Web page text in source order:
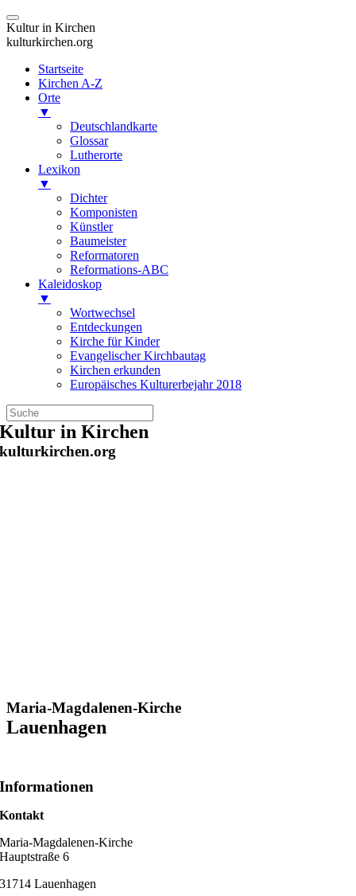
Kultur in Kirchen
kulturkirchen.org
Startseite
Kirchen A-Z
Orte
▼
Deutschlandkarte
Glossar
Lutherorte
Lexikon
▼
Dichter
Komponisten
Künstler
Baumeister
Reformatoren
Reformations-ABC
Kaleidoskop
▼
Wortwechsel
Entdeckungen
Kirche für Kinder
Evangelischer Kirchbautag
Kirchen erkunden
Europäisches Kulturerbejahr 2018
Zum
Inhalt
springen
Kultur in Kirchen
kulturkirchen.org
Maria-Magdalenen-Kirche
Lauenhagen
Informationen
Kontakt
Maria-Magdalenen-Kirche
Hauptstraße 6
31714 Lauenhagen